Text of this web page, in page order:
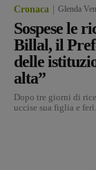
Cronaca Glenda
Sospese le
Billal, il
delle
alta”
Dopo tre giorni di
uccise sua figlia e